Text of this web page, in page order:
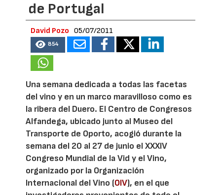
de Portugal
David Pozo 05/07/2011
854
Una semana dedicada a todas las facetas
del vino y en un marco maravilloso como es
la ribera del Duero. El Centro de Congresos
Alfandega, ubicado junto al Museo del
Transporte de Oporto, acogió durante la
semana del 20 al 27 de junio el XXXIV
Congreso Mundial de la Vid y el Vino,
organizado por la Organización
Internacional del Vino (OIV), en el que